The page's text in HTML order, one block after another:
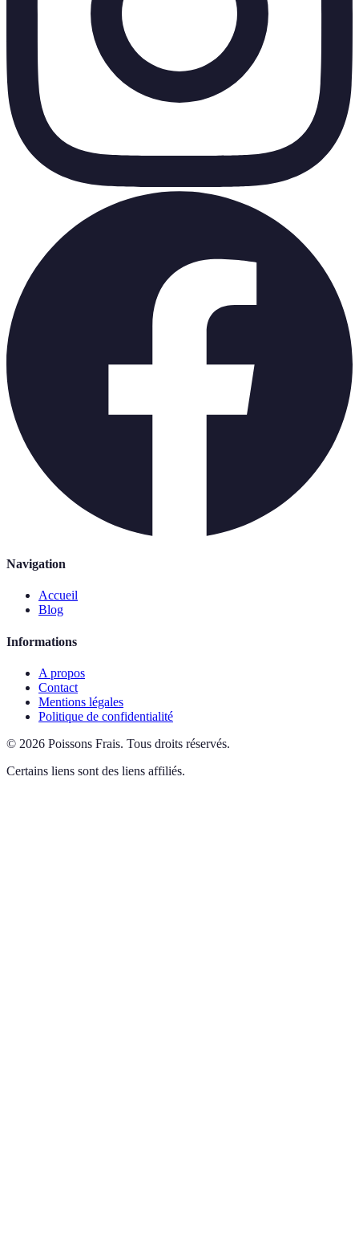
Navigation
Accueil
Blog
Informations
A propos
Contact
Mentions légales
Politique de confidentialité
© 2026 Poissons Frais. Tous droits réservés.
Certains liens sont des liens affiliés.